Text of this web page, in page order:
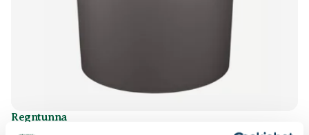
Regntunna